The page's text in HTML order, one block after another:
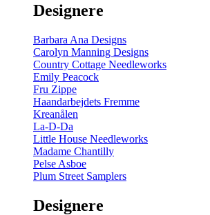
Designere
Barbara Ana Designs
Carolyn Manning Designs
Country Cottage Needleworks
Emily Peacock
Fru Zippe
Haandarbejdets Fremme
Kreanålen
La-D-Da
Little House Needleworks
Madame Chantilly
Pelse Asboe
Plum Street Samplers
Designere